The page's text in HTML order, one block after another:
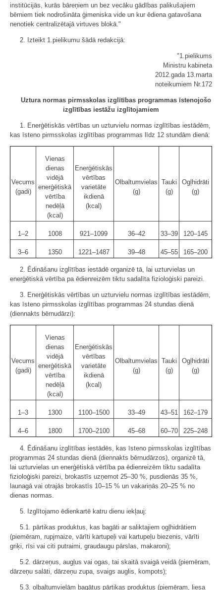
institūcijās, kurās bāreņiem un bez vecāku gādības palikušajiem
bērniem tiek nodrošināta ģimeniska vide un kur ēdiena gatavošana
nenotiek centralizētajā virtuves blokā."
2. Izteikt 1.pielikumu šādā redakcijā:
"1.pielikums
Ministru kabineta
2012.gada 13.marta
noteikumiem Nr.172
Uztura normas pirmsskolas izglītības programmas īstenojošo
izglītības iestāžu izglītojamiem
1. Enerģētiskās vērtības un uzturvielu normas izglītības iestādēm,
kas īsteno pirmsskolas izglītības programmas līdz 12 stundām dienā:
Vecums
(gadi)
Vienas
dienas
vidējā
enerģētiskā
vērtība
nedēļā
(kcal)
Enerģētiskās
vērtības
varietāte
ikdienā
(kcal)
Olbaltumvielas
(g)
Tauki
(g)
Ogļhidrāti
(g)
1–2 1008 921–1099 36–42 33–39 120–145
3–6 1350 1221–1487 39–48 45–55 165–200
2. Ēdināšanu izglītības iestādē organizē tā, lai uzturvielas un
enerģētiskā vērtība pa ēdienreizēm tiktu sadalīta fizioloģiski pareizi.
3. Enerģētiskās vērtības un uzturvielu normas izglītības iestādēm,
kas īsteno pirmsskolas izglītības programmas 24 stundas dienā
(diennakts bērnudārzi):
Vecums
(gadi)
Vienas
dienas
vidējā
enerģētiskā
vērtība
nedēļā
(kcal)
Enerģētiskās
vērtības
varietāte
ikdienā
(kcal)
Olbaltumvielas
(g)
Tauki
(g)
Ogļhidrāti
(g)
1–3 1300 1100–1500 33–49 43–51 162–179
4–6 1800 1700–2100 45–68 60–70 225–248
4. Ēdināšanu izglītības iestādēs, kas īsteno pirmsskolas izglītības
programmas 24 stundas dienā (diennakts bērnudārzos), organizē tā,
lai uzturvielas un enerģētiskā vērtība pa ēdienreizēm tiktu sadalīta
fizioloģiski pareizi, brokastīs uzņemot 25–30 %, pusdienās 35 %,
launagā vai otrajās brokastīs 10–15 % un vakariņās 20–25 % no
dienas normas.
5. Izglītojamo ēdienkartē katru dienu iekļauj:
5.1. pārtikas produktus, kas bagāti ar saliktajiem ogļhidrātiem
(piemēram, rupjmaize, vārīti kartupeļi vai kartupeļu biezenis, vārīti
griķi, rīsi vai citi putraimi, graudaugu pārslas, makaroni);
5.2. dārzeņus, augļus vai ogas, tai skaitā svaigā veidā (piemēram,
dārzeņu salāti, dārzeņu zupa, svaigs auglis, kompots);
5.3. olbaltumvielām bagātus pārtikas produktus (piemēram, liesa